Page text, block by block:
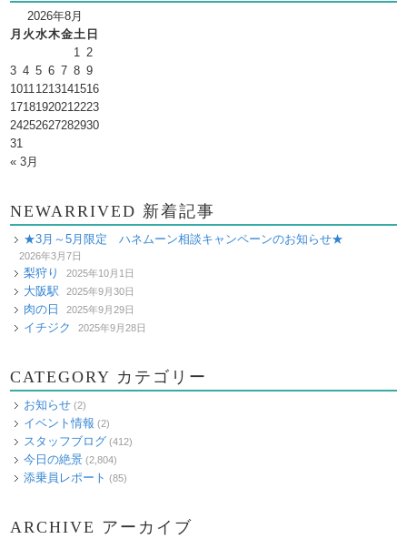
2026年8月
月 火水木金土 日
1
2
3 4 5 6 7 8 9
1011 1213141516
1718192021 2223
24252627282930
31
« 3月
NEWARRIVED 新着記事
★3月～5月限定 ハネムーン相談キャンペーンのお知らせ★
2026年3月7日
梨狩り 2025年10月1日
大阪駅 2025年9月30日
肉の日 2025年9月29日
イチジク 2025年9月28日
CATEGORY カテゴリー
お知らせ (2)
イベント情報 (2)
スタッフブログ (412)
今日の絶景 (2,804)
添乗員レポート (85)
ARCHIVE アーカイブ